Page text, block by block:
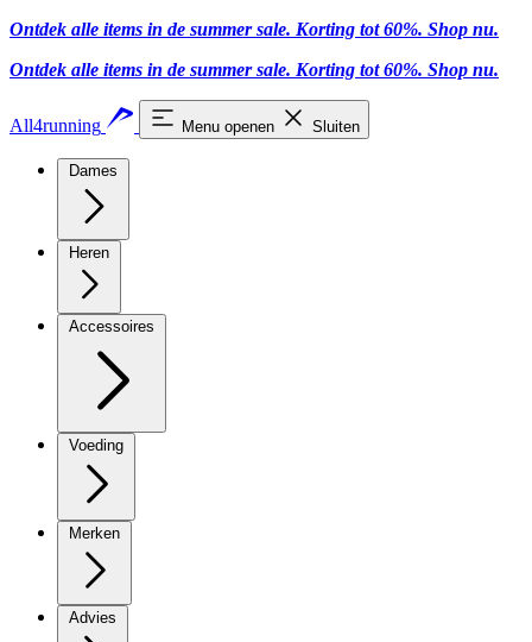
Ontdek alle items in de summer sale. Korting tot 60%. Shop nu.
Ontdek alle items in de summer sale. Korting tot 60%. Shop nu.
All4running Menu openen Sluiten
Dames
Heren
Accessoires
Voeding
Merken
Advies